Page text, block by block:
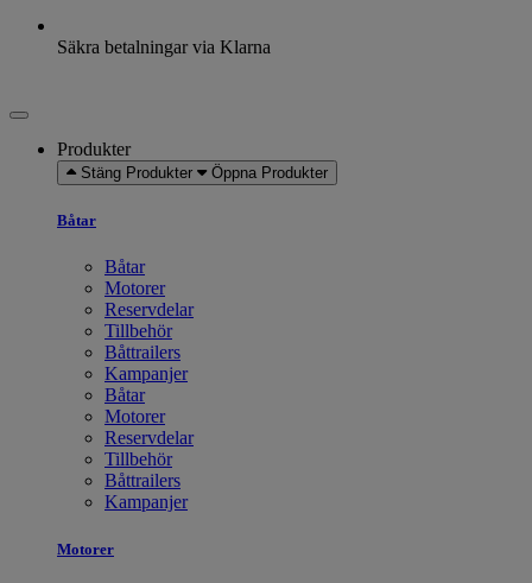
Säkra betalningar via Klarna
Produkter
Stäng Produkter Öppna Produkter
Båtar
Båtar
Motorer
Reservdelar
Tillbehör
Båttrailers
Kampanjer
Båtar
Motorer
Reservdelar
Tillbehör
Båttrailers
Kampanjer
Motorer